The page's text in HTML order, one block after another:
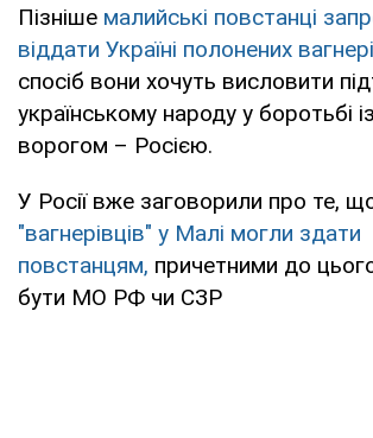
Пізніше малийські повстанці
віддати Україні полонених
спосіб вони хочуть висловити
українському народу у боротьбі
ворогом – Росією.
У Росії вже заговорили про те,
"вагнерівців" у Малі могли здати
повстанцям, причетними до
бути МО РФ чи СЗР